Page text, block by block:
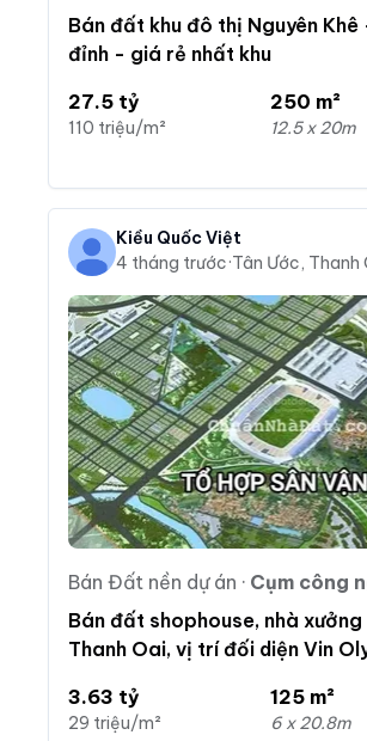
Bán đất khu đô thị Nguyên Khê
đỉnh - giá rẻ nhất khu
27.5 tỷ
110 triệu/m²
250 m²
12.5 x 20m
Kiều Quốc Việt
4 tháng trước·Tân Ước, Thanh
Bán Đất nền dự án · Cụm công
Bán đất shophouse, nhà
Thanh Oai, vị trí đối diện Vin
3.63 tỷ
29 triệu/m²
125 m²
6 x 20.8m